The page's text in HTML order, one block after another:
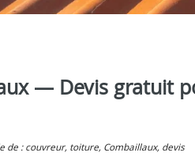
— Devis gratuit
de : couvreur, toiture, Combaillaux, devis